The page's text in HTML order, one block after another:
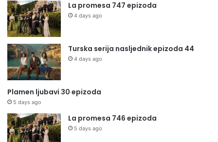
La promesa 747 epizoda
4 days ago
Turska serija nasljednik epizoda 44
4 days ago
Plamen ljubavi 30 epizoda
5 days ago
La promesa 746 epizoda
5 days ago